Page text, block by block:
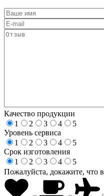
Качество продукции
1
2 3 4
5
Уровень сервиса
1
2 3 4
5
Срок изготовления
1
2 3 4
5
Пожалуйста, докажите, что